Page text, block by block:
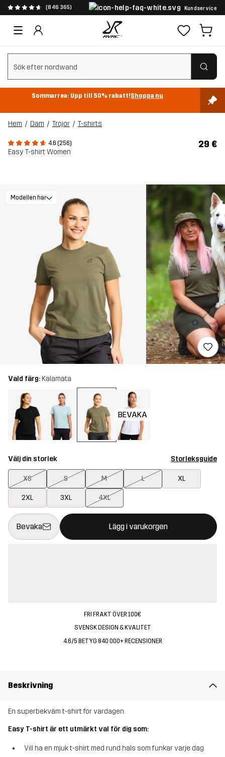
(846 365) Kundservice
Rensa sök
Sommarrea: Upp till 50% rabatt!Shoppa nu
Hem Dam Tröjor T-shirts
4.6 (256)
Easy T-shirt Women
29 €
Modellen har
Vald färg: Kalamata
BEVAKA
Välj din storlek Storleksguide
XS S M L XL
2XL 3XL 4XL
Bevaka Lägg i varukorgen
Denna knapp kommer att öppna en modal som bekräftar en ny
{{size}} inte tillgänglig
FRI FRAKT ÖVER 100€
SVENSK DESIGN & KVALITET
4.6/5 BETYG 840 000+ RECENSIONER
Beskrivning
En superbekväm t-shirt för vardagen.
Easy T-shirt är ett utmärkt val för dig som:
Vill ha en mjuk t-shirt med rund hals som funkar varje dag